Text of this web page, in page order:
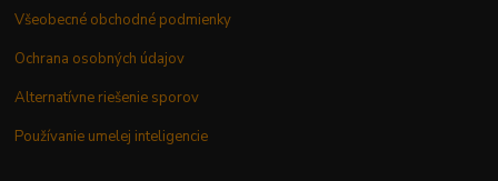
Všeobecné obchodné podmienky
Ochrana osobných údajov
Alternatívne riešenie sporov
Používanie umelej inteligencie